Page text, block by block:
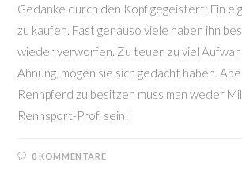
Gedanke durch den Kopf gegeistert: Ein
zu kaufen. Fast genauso viele haben ihn
wieder verworfen. Zu teuer, zu viel
Ahnung, mögen sie sich gedacht haben.
Rennpferd zu besitzen muss man weder
Rennsport-Profi sein!
0 KOMMENTARE